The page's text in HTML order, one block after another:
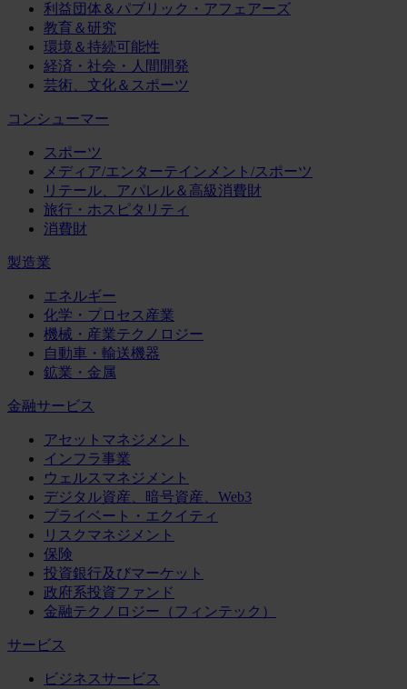
利益団体＆パブリック・アフェアーズ
教育＆研究
環境＆持続可能性
経済・社会・人間開発
芸術、文化＆スポーツ
コンシューマー
スポーツ
メディア/エンターテインメント/スポーツ
リテール、アパレル＆高級消費財
旅行・ホスピタリティ
消費財
製造業
エネルギー
化学・プロセス産業
機械・産業テクノロジー
自動車・輸送機器
鉱業・金属
金融サービス
アセットマネジメント
インフラ事業
ウェルスマネジメント
デジタル資産、暗号資産、Web3
プライベート・エクイティ
リスクマネジメント
保険
投資銀行及びマーケット
政府系投資ファンド
金融テクノロジー（フィンテック）
サービス
ビジネスサービス